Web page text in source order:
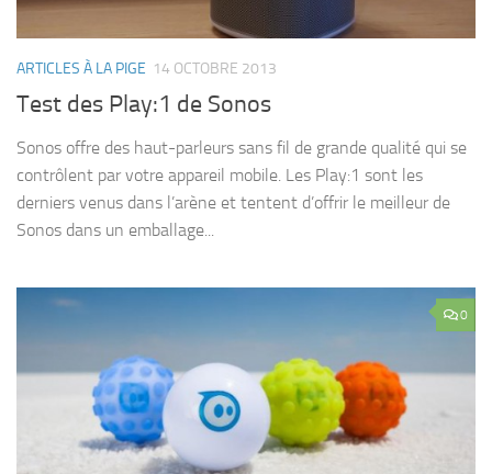
ARTICLES À LA PIGE 14 OCTOBRE 2013
Test des Play:1 de Sonos
Sonos offre des haut-parleurs sans fil de grande qualité qui se
contrôlent par votre appareil mobile. Les Play:1 sont les
derniers venus dans l’arène et tentent d’offrir le meilleur de
Sonos dans un emballage...
0